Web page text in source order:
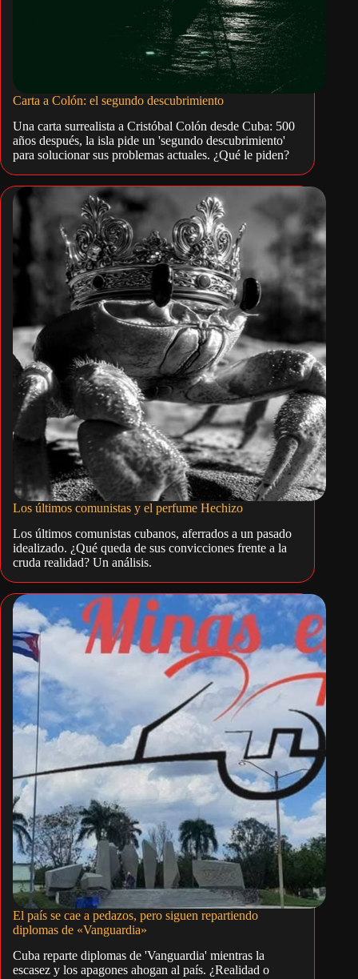
Carta a Colón: el segundo descubrimiento
Una carta surrealista a Cristóbal Colón desde Cuba: 500
años después, la isla pide un 'segundo descubrimiento'
para solucionar sus problemas actuales. ¿Qué le piden?
Los últimos comunistas y el perfume Hechizo
Los últimos comunistas cubanos, aferrados a un pasado
idealizado. ¿Qué queda de sus convicciones frente a la
cruda realidad? Un análisis.
El país se cae a pedazos, pero siguen repartiendo
diplomas de «Vanguardia»
Cuba reparte diplomas de 'Vanguardia' mientras la
escasez y los apagones ahogan al país. ¿Realidad o